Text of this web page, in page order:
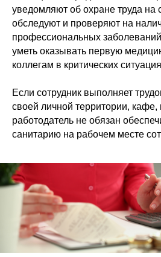
уведомляют об охране труда на
обследуют и проверяют на
профессиональных
уметь оказывать первую
коллегам в критических
Если сотрудник выполняет
своей личной территории, кафе,
работодатель не обязан
санитарию на рабочем месте